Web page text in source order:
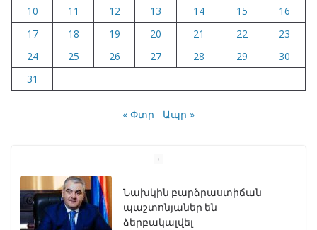
10
11 12 13 14 15
16
17
18 19 20 21 22
23
24
25 26 27 28 29
30
31
« Փտր Ապր »
Նախկին բարձրաստիճան
պաշտոնյաներ են
ձերբակալվել